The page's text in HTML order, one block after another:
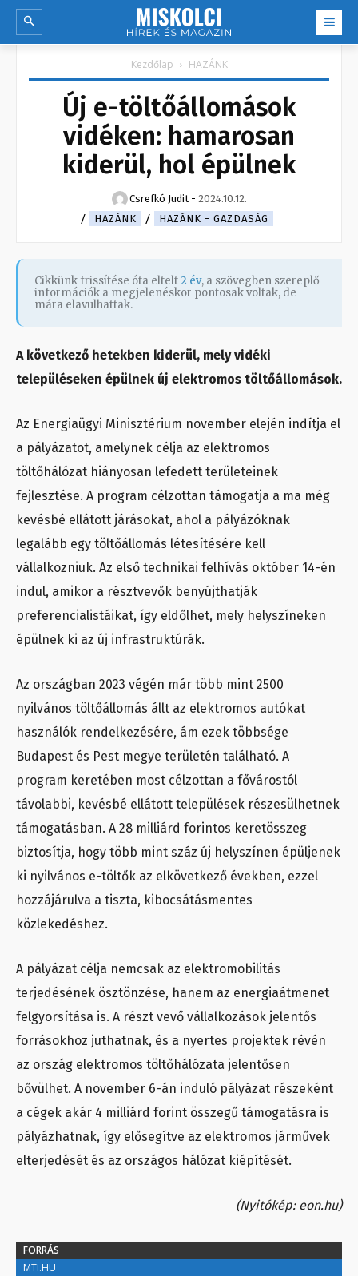
Kezdőlap HAZÁNK
Új e-töltőállomások
vidéken: hamarosan
kiderül, hol épülnek
Csrefkó Judit - 2024.10.12.
HAZÁNK
HAZÁNK - GAZDASÁG
Cikkünk frissítése óta eltelt2 év, a szövegben szereplő
információk a megjelenéskor pontosak voltak, de
mára elavulhattak.
A következő hetekben kiderül, mely vidéki
településeken épülnek új elektromos töltőállomások.
Az Energiaügyi Minisztérium november elején indítja el
a pályázatot, amelynek célja az elektromos
töltőhálózat hiányosan lefedett területeinek
fejlesztése. A program célzottan támogatja a ma még
kevésbé ellátott járásokat, ahol a pályázóknak
legalább egy töltőállomás létesítésére kell
vállalkozniuk. Az első technikai felhívás október 14-én
indul, amikor a résztvevők benyújthatják
preferencialistáikat, így eldőlhet, mely helyszíneken
épülnek ki az új infrastruktúrák.
Az országban 2023 végén már több mint 2500
nyilvános töltőállomás állt az elektromos autókat
használók rendelkezésére, ám ezek többsége
Budapest és Pest megye területén található. A
program keretében most célzottan a fővárostól
távolabbi, kevésbé ellátott települések részesülhetnek
támogatásban. A 28 milliárd forintos keretösszeg
biztosítja, hogy több mint száz új helyszínen épüljenek
ki nyilvános e-töltők az elkövetkező években, ezzel
hozzájárulva a tiszta, kibocsátásmentes
közlekedéshez.
A pályázat célja nemcsak az elektromobilitás
terjedésének ösztönzése, hanem az energiaátmenet
felgyorsítása is. A részt vevő vállalkozások jelentős
forrásokhoz juthatnak, és a nyertes projektek révén
az ország elektromos töltőhálózata jelentősen
bővülhet. A november 6-án induló pályázat részeként
a cégek akár 4 milliárd forint összegű támogatásra is
pályázhatnak, így elősegítve az elektromos járművek
elterjedését és az országos hálózat kiépítését.
(Nyitókép: eon.hu)
FORRÁS
MTI.HU